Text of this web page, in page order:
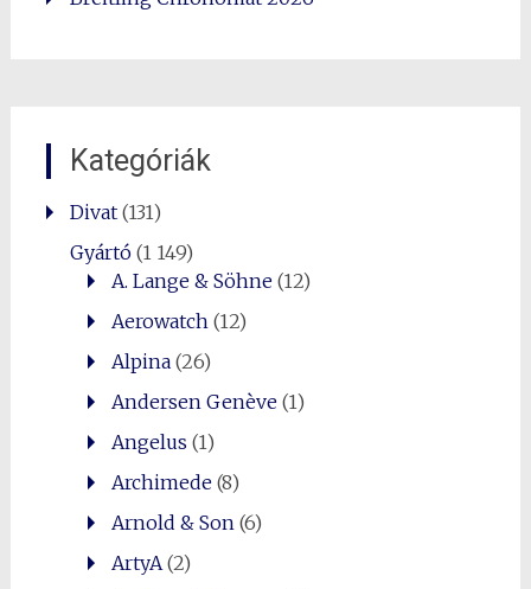
Kategóriák
Divat(131)
Gyártó(1 149)
A. Lange & Söhne(12)
Aerowatch (12)
Alpina(26)
Andersen Genève(1)
Angelus (1)
Archimede(8)
Arnold & Son (6)
ArtyA (2)